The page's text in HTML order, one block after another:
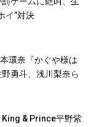
イ”対決
環奈『かぐや様は
勇斗、浅川梨奈ら
King & Prince平野紫